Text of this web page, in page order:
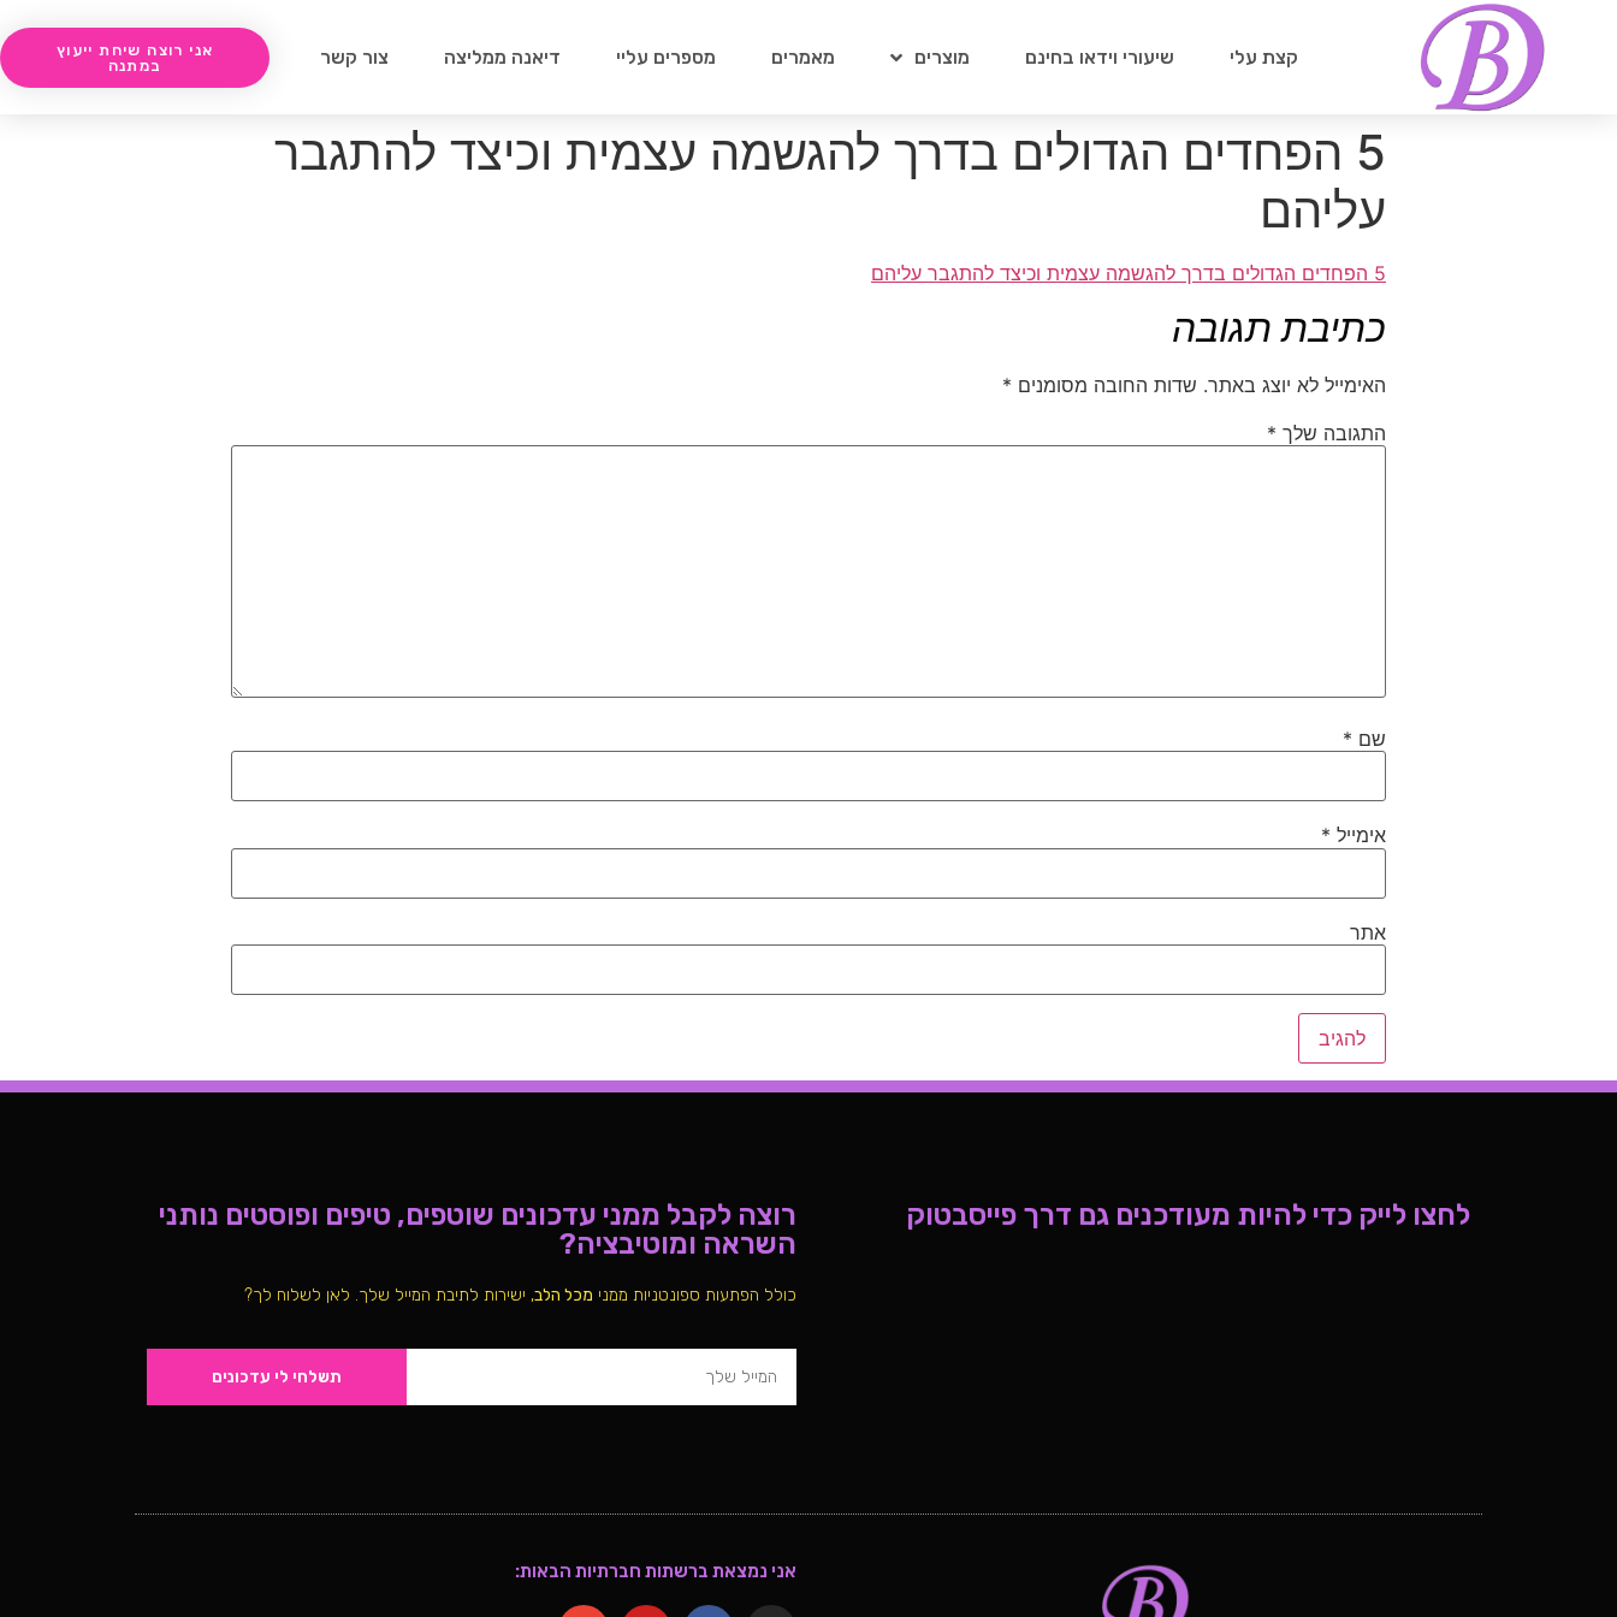
קצת עלי שיעורי וידאו בחינם מוצרים מאמרים מספרים עליי דיאנה ממליצה צור קשר
אני רוצה שיחת ייעוץ
במתנה
5 הפחדים הגדולים בדרך להגשמה עצמית וכיצד להתגבר
עליהם
5 הפחדים הגדולים בדרך להגשמה עצמית וכיצד להתגבר עליהם
כתיבת תגובה
האימייל לא יוצג באתר. שדות החובה מסומנים *
התגובה שלך *
שם *
אימייל *
אתר
לחצו לייק כדי להיות מעודכנים גם דרך פייסבטוק
רוצה לקבל ממני עדכונים שוטפים, טיפים ופוסטים נותני
השראה ומוטיבציה?
כולל הפתעות ספונטניות ממני מכל הלב, ישירות לתיבת המייל שלך. לאן לשלוח לך?
תשלחי לי עדכונים
אני נמצאת ברשתות חברתיות הבאות: